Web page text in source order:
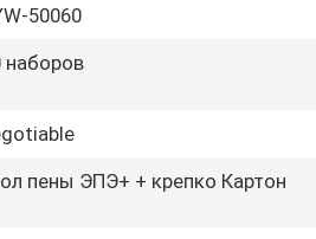
50060
наборов
пены ЭПЭ+ + крепко Картон